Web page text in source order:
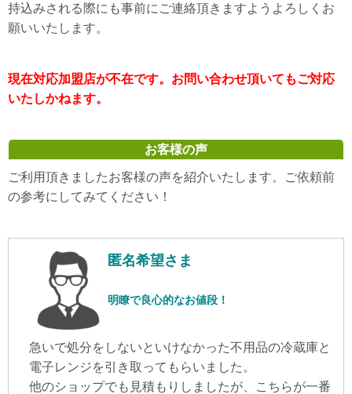
持込みされる際にも事前にご連絡頂きますようよろしくお
願いいたします。
現在対応加盟店が不在です。お問い合わせ頂いてもご対応
いたしかねます。
お客様の声
ご利用頂きましたお客様の声を紹介いたします。ご依頼前
の参考にしてみてください！
匿名希望さま
明瞭で良心的なお値段！
急いで処分をしないといけなかった不用品の冷蔵庫と
電子レンジを引き取ってもらいました。
他のショップでも見積もりしましたが、こちらが一番